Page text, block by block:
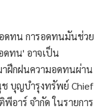
อดทน การอดทนมันช่วย
ดทน' อาจเป็น
ฝึกฝนความอดทนผ่าน
บุญบํารุงทรัพย์ Chief
อาร์ จำกัด ในรายการ